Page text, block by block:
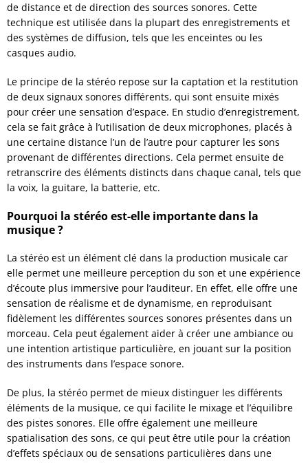
de distance et de direction des sources sonores. Cette
technique est utilisée dans la plupart des enregistrements et
des systèmes de diffusion, tels que les enceintes ou les
casques audio.
Le principe de la stéréo repose sur la captation et la restitution
de deux signaux sonores différents, qui sont ensuite mixés
pour créer une sensation d’espace. En studio d’enregistrement,
cela se fait grâce à l’utilisation de deux microphones, placés à
une certaine distance l’un de l’autre pour capturer les sons
provenant de différentes directions. Cela permet ensuite de
retranscrire des éléments distincts dans chaque canal, tels que
la voix, la guitare, la batterie, etc.
Pourquoi la stéréo est-elle importante dans la
musique ?
La stéréo est un élément clé dans la production musicale car
elle permet une meilleure perception du son et une expérience
d’écoute plus immersive pour l’auditeur. En effet, elle offre une
sensation de réalisme et de dynamisme, en reproduisant
fidèlement les différentes sources sonores présentes dans un
morceau. Cela peut également aider à créer une ambiance ou
une intention artistique particulière, en jouant sur la position
des instruments dans l’espace sonore.
De plus, la stéréo permet de mieux distinguer les différents
éléments de la musique, ce qui facilite le mixage et l’équilibre
des pistes sonores. Elle offre également une meilleure
spatialisation des sons, ce qui peut être utile pour la création
d’effets spéciaux ou de sensations particulières dans une